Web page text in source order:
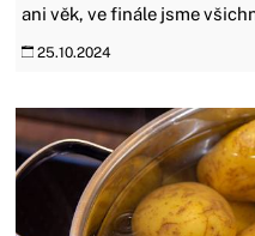
ani věk, ve finále jsme
25.10.2024